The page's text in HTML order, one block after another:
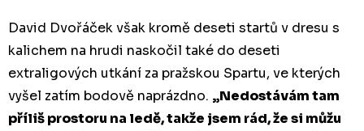
David Dvořáček však kromě deseti startů v dresu s
kalichem na hrudi naskočil také do deseti
extraligových utkání za pražskou Spartu, ve kterých
vyšel zatím bodově naprázdno. „Nedostávám tam
příliš prostoru na ledě, takže jsem rád, že si můžu